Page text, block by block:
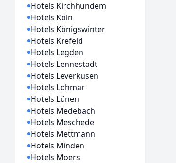
Hotels Kirchhundem
Hotels Köln
Hotels Königswinter
Hotels Krefeld
Hotels Legden
Hotels Lennestadt
Hotels Leverkusen
Hotels Lohmar
Hotels Lünen
Hotels Medebach
Hotels Meschede
Hotels Mettmann
Hotels Minden
Hotels Moers